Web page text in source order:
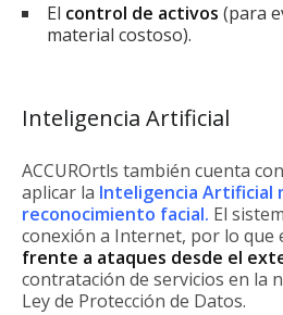
El control de activos (para
material costoso).
Inteligencia Artificial
ACCUROrtls también cuenta
aplicar la Inteligencia Artificial
reconocimiento facial. El
conexión a Internet, por lo que
frente a ataques desde el
contratación de servicios en la
Ley de Protección de Datos.